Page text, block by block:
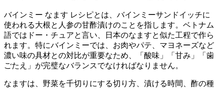
バインミー なます レシピとは、バインミーサンドイッチに
使われる大根と人参の甘酢漬けのことを指します。ベトナム
語ではドー・チュアと言い、日本のなますと似た工程で作ら
れます。特にバインミーでは、お肉やパテ、マヨネーズなど
濃い味の具材との対比が重要なため、「酸味」「甘み」「歯
ごたえ」が完璧なバランスでなければなりません。
なますは、野菜を千切りにする切り方、漬ける時間、酢の種